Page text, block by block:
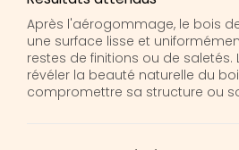
Après l'aérogommage, le bois
une surface lisse et
restes de finitions ou de saletés.
révéler la beauté naturelle du
compromettre sa structure ou